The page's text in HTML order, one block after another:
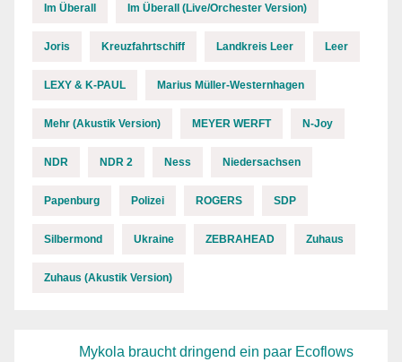
Im Überall Im Überall (Live/Orchester Version)
Joris Kreuzfahrtschiff Landkreis Leer Leer
LEXY & K-PAUL Marius Müller-Westernhagen
Mehr (Akustik Version) MEYER WERFT N-Joy
NDR NDR 2 Ness Niedersachsen
Papenburg Polizei ROGERS SDP
Silbermond Ukraine ZEBRAHEAD Zuhaus
Zuhaus (Akustik Version)
Mykola braucht dringend ein paar Ecoflows